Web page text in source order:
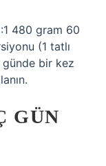
480 gram 60
(1 tatlı
günde bir kez
GÜN